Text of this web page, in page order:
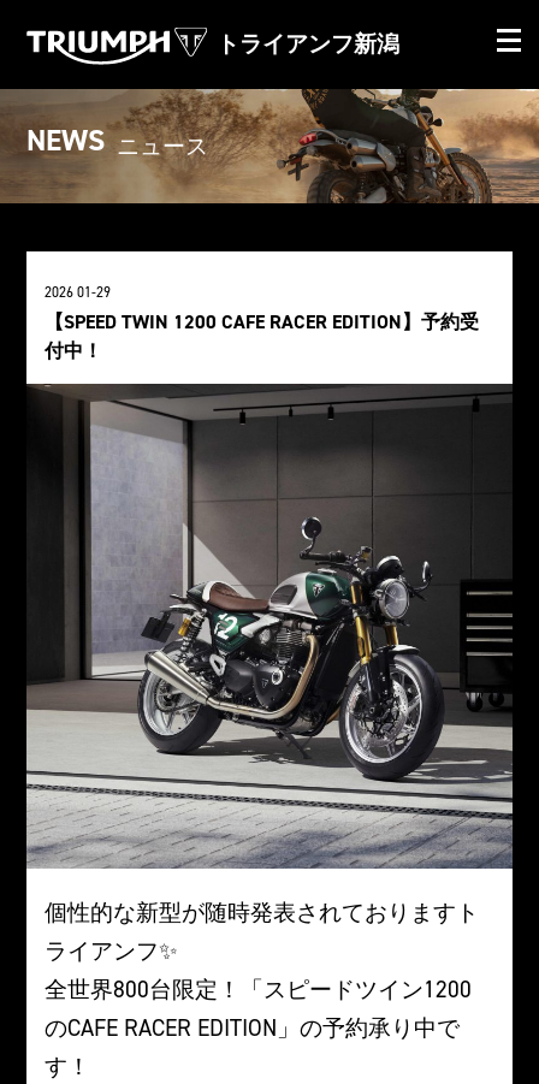
トライアンフ新潟
NEWS ニュース
2026 01-29
【SPEED TWIN 1200 CAFE RACER EDITION】予約受
付中！
個性的な新型が随時発表されておりますト
ライアンフ✨
全世界800台限定！「スピードツイン1200
のCAFE RACER EDITION」の予約承り中で
す！